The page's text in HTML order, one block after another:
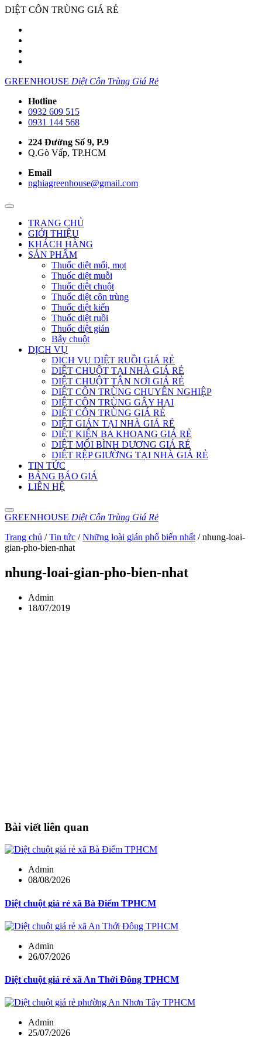
DIỆT CÔN TRÙNG GIÁ RẺ
GREENHOUSE Diệt Côn Trùng Giá Rẻ
Hotline
0932 609 515
0931 144 568
224 Đường Số 9, P.9
Q.Gò Vấp, TP.HCM
Email
nghiagreenhouse@gmail.com
TRANG CHỦ
GIỚI THIỆU
KHÁCH HÀNG
SẢN PHẨM
Thuốc diệt mối, mọt
Thuốc diệt muỗi
Thuốc diệt chuột
Thuốc diệt côn trùng
Thuốc diệt kiến
Thuốc diệt ruồi
Thuốc diệt gián
Bẫy chuột
DỊCH VỤ
DỊCH VỤ DIỆT RUỒI GIÁ RẺ
DIỆT CHUỘT TẠI NHÀ GIÁ RẺ
DIỆT CHUỘT TẬN NƠI GIÁ RẺ
DIỆT CÔN TRÙNG CHUYÊN NGHIỆP
DIỆT CÔN TRÙNG GÂY HẠI
DIỆT CÔN TRÙNG GIÁ RẺ
DIỆT GIÁN TẠI NHÀ GIÁ RẺ
DIỆT KIẾN BA KHOANG GIÁ RẺ
DIỆT MỐI BÌNH DƯƠNG GIÁ RẺ
DIỆT RỆP GIƯỜNG TẠI NHÀ GIÁ RẺ
TIN TỨC
BẢNG BÁO GIÁ
LIÊN HỆ
GREENHOUSE Diệt Côn Trùng Giá Rẻ
Trang chủ /Tin tức /Những loài gián phổ biến nhất /nhung-loai-
gian-pho-bien-nhat
nhung-loai-gian-pho-bien-nhat
Admin
18/07/2019
Bài viết liên quan
Admin
08/08/2026
Diệt chuột giá rẻ xã Bà Điểm TPHCM
Admin
26/07/2026
Diệt chuột giá rẻ xã An Thới Đông TPHCM
Admin
25/07/2026